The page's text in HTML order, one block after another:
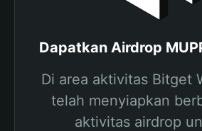
Dapatkan Airdrop
Di area aktivitas Bitget
telah menyiapkan
aktivitas airdrop